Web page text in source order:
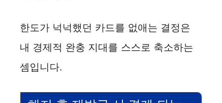
한도가 넉넉했던 카드를 없애는 결정은
내 경제적 완충 지대를 스스로 축소하는
셈입니다.